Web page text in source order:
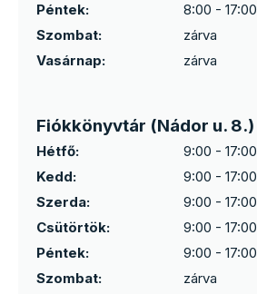
Péntek:
8:00 - 17:00
Szombat:
zárva
Vasárnap:
zárva
Fiókkönyvtár (Nádor u. 8.)
Hétfő:
9:00 - 17:00
Kedd:
9:00 - 17:00
Szerda:
9:00 - 17:00
Csütörtök:
9:00 - 17:00
Péntek:
9:00 - 17:00
Szombat:
zárva